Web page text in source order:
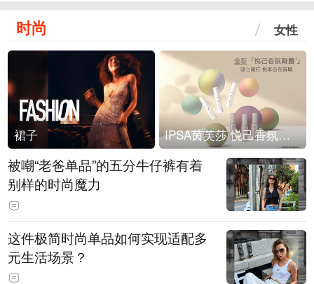
时尚 女性
裙子 IPSA茵芙莎 悦己香氛凝露上市
被嘲“老爸单品”的五分牛仔裤有着
别样的时尚魔力
这件极简时尚单品如何实现适配多
元生活场景？